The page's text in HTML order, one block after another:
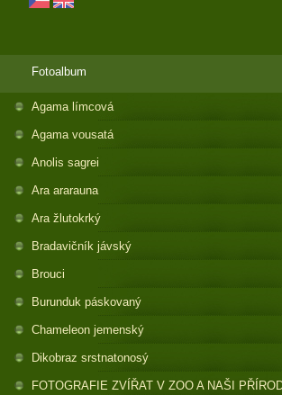
Fotoalbum
Agama límcová
Agama vousatá
Anolis sagrei
Ara ararauna
Ara žlutokrký
Bradavičník jávský
Brouci
Burunduk páskovaný
Chameleon jemenský
Dikobraz srstnatonosý
FOTOGRAFIE ZVÍŘAT V ZOO A NAŠI